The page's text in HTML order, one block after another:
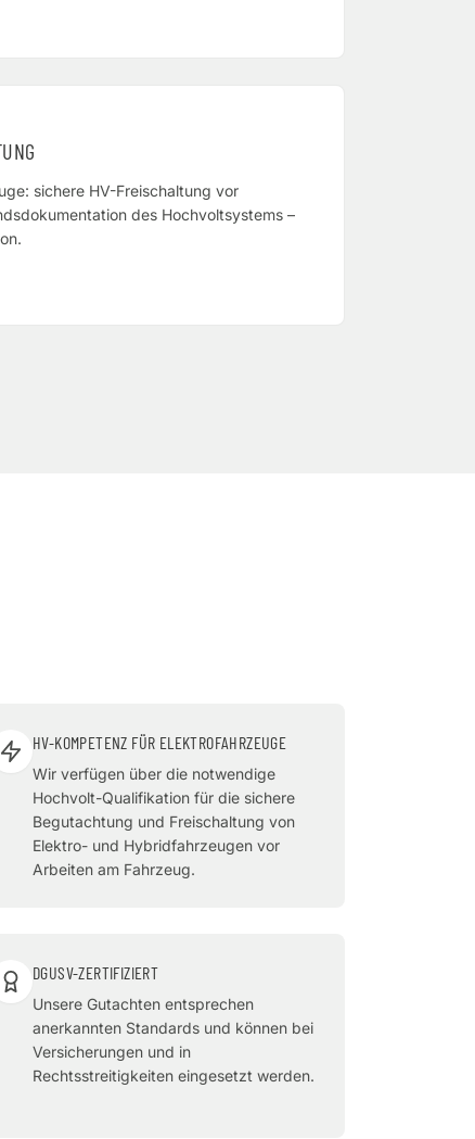
sichere HV-Freischaltung vor
des Hochvoltsystems –
HV-KOMPETENZ FÜR ELEKTROFAHRZEUGE
Wir verfügen über die notwendige
Hochvolt-Qualifikation für die sichere
Begutachtung und Freischaltung von
Elektro- und Hybridfahrzeugen vor
Arbeiten am Fahrzeug.
DGUSV-ZERTIFIZIERT
Unsere Gutachten entsprechen
anerkannten Standards und können bei
Versicherungen und in
Rechtsstreitigkeiten eingesetzt werden.